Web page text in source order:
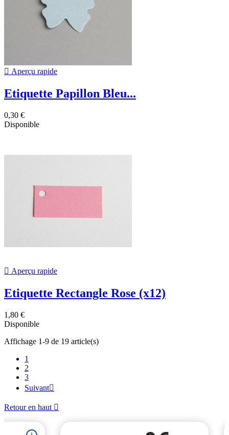
 Aperçu rapide
Etiquette Papillon Bleu...
0,30 €
Disponible
 Aperçu rapide
Etiquette Rectangle Rose (x12)
1,80 €
Disponible
Affichage 1-9 de 19 article(s)
1
2
3
Suivant
Retour en haut 